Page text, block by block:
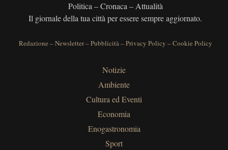
Politica – Cronaca – Attualità
Il giornale della tua città per essere sempre aggiornato.
Redazione –Newsletter–Pubblicità–Privacy Policy –Cookie Policy
Notizie
Ambiente
Cultura ed Eventi
Economia
Enogastronomia
Sport